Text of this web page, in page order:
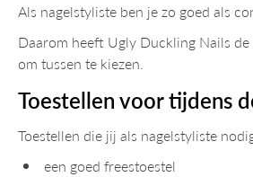
Als nagelstyliste ben je zo goed als
Daarom heeft Ugly Duckling Nails
om tussen te kiezen.
Toestellen voor tijdens
Toestellen die jij als nagelstyliste
een goed freestoestel